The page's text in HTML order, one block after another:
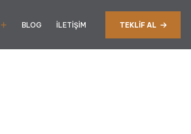
BLOG İLETIŞIM TEKLIF AL